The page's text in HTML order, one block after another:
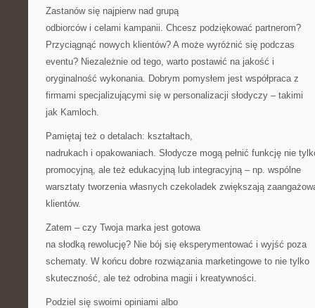
Zastanów się najpierw nad grupą
odbiorców i celami kampanii. Chcesz podziękować partnerom?
Przyciągnąć nowych klientów? A może wyróżnić się podczas
eventu? Niezależnie od tego, warto postawić na jakość i
oryginalność wykonania. Dobrym pomysłem jest współpraca z
firmami specjalizującymi się w personalizacji słodyczy – takimi
jak Kamloch.
Pamiętaj też o detalach: kształtach,
nadrukach i opakowaniach. Słodycze mogą pełnić funkcję nie
promocyjną, ale też edukacyjną lub integracyjną – np. wspólne
warsztaty tworzenia własnych czekoladek zwiększają
klientów.
Zatem – czy Twoja marka jest gotowa
na słodką rewolucję? Nie bój się eksperymentować i wyjść poza
schematy. W końcu dobre rozwiązania marketingowe to nie tylko
skuteczność, ale też odrobina magii i kreatywności.
Podziel się swoimi opiniami albo